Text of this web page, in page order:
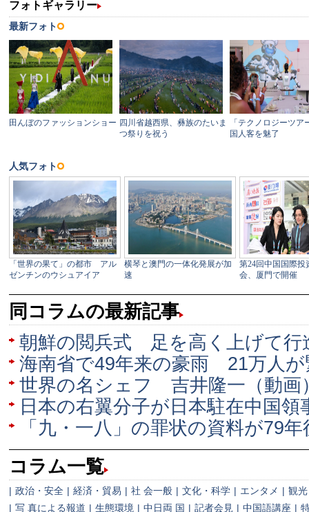
同コラムの最新記事
朝鮮の閲兵式 足を高く上げて
海南省で49年来の豪雨 21万人が
世界の名シェフ 吉井隆一（動画
日本の右翼分子が日本駐在中国
「九・一八」の罪状の資料が79
コラム一覧
| 政治・安全 | 経済・貿易 | 社 会一般 | 文化・科学 | エンタメ | 観光
| 写 真による報道 | 生態環境 | 中日両 国 | 記者会見 | 中国語講座 |